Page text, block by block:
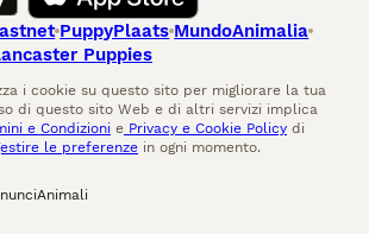
PuppyPlaats MundoAnimalia
Puppies
i cookie su questo sito per migliorare la tua
di questo sito Web e di altri servizi implica
e Condizioni e Privacy e Cookie Policy di
le preferenze in ogni momento.